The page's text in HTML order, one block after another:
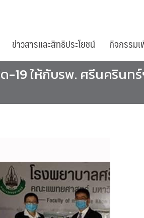
ข่าวสารและสิทธิประโยชน์ กิจกรรม
ให้กับรพ. ศรีนครินทร์